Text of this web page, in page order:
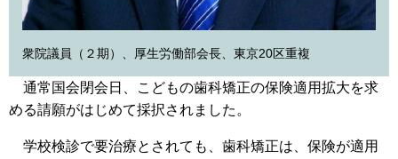
衆院議員（２期）、厚生労働部会長、東京20区重複
通常国会閉会日、こどもの歯科矯正の保険適用拡大を求
める請願がはじめて採択されました。
学校検診で要治療とされても、歯科矯正は、保険が適用